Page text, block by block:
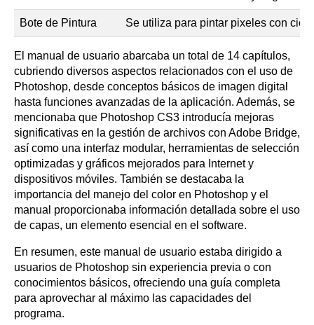
Bote de Pintura Se utiliza para pintar pixeles con
El manual de usuario abarcaba un total de 14 capítulos,
cubriendo diversos aspectos relacionados con el uso de
Photoshop, desde conceptos básicos de imagen digital
hasta funciones avanzadas de la aplicación. Además, se
mencionaba que Photoshop CS3 introducía mejoras
significativas en la gestión de archivos con Adobe Bridge,
así como una interfaz modular, herramientas de selección
optimizadas y gráficos mejorados para Internet y
dispositivos móviles. También se destacaba la
importancia del manejo del color en Photoshop y el
manual proporcionaba información detallada sobre el uso
de capas, un elemento esencial en el software.
En resumen, este manual de usuario estaba dirigido a
usuarios de Photoshop sin experiencia previa o con
conocimientos básicos, ofreciendo una guía completa
para aprovechar al máximo las capacidades del
programa.